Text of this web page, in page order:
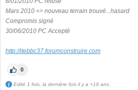
Mars 2010 => nouveau terrain trouvé...hasard
Compromis signé
30/06/2010 PC Accepté
http://itebbc37.forumconstruire.com
0
Edité 1 fois, la dernière fois il y a +16 ans.